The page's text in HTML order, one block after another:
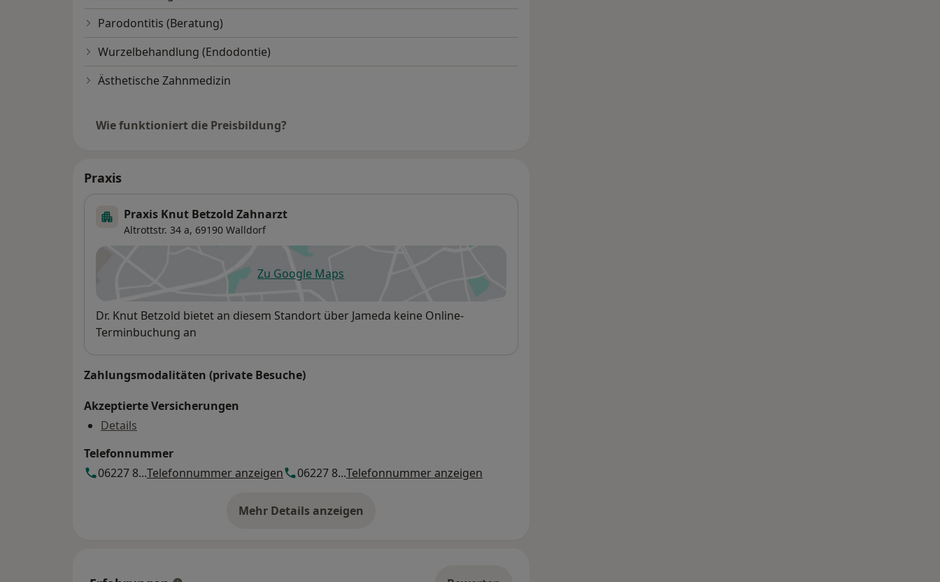
Parodontitis (Beratung)
Wurzelbehandlung (Endodontie)
Ästhetische Zahnmedizin
Wie funktioniert die Preisbildung?
Praxis
Praxis Knut Betzold Zahnarzt
Altrottstr. 34 a, 69190 Walldorf
Zu Google Mapsöffnet in einer neuen Registerkarte
Verfügbarkeit
Dr. Knut Betzold bietet an diesem Standort über Jameda keine Online-
Terminbuchung an
Zahlungsmodalitäten (private Besuche)
Akzeptierte Versicherungen
Details
Telefonnummer
06227 8...Telefonnummer anzeigen 06227 8...Telefonnummer anzeigen
Mehr Details anzeigen
über die Adresse